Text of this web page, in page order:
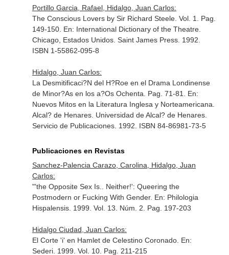
Portillo Garcia, Rafael, Hidalgo, Juan Carlos:
The Conscious Lovers by Sir Richard Steele. Vol. 1. Pag.
149-150. En: International Dictionary of the Theatre.
Chicago, Estados Unidos. Saint James Press. 1992.
ISBN 1-55862-095-8
Hidalgo, Juan Carlos:
La Desmitificaci?N del H?Roe en el Drama Londinense
de Minor?As en los a?Os Ochenta. Pag. 71-81. En:
Nuevos Mitos en la Literatura Inglesa y Norteamericana
Alcal? de Henares. Universidad de Alcal? de Henares.
Servicio de Publicaciones. 1992. ISBN 84-86981-73-5
Publicaciones en Revistas
Sanchez-Palencia Carazo, Carolina, Hidalgo, Juan
Carlos:
"'the Opposite Sex Is.. Neither!': Queering the
Postmodern or Fucking With Gender. En: Philologia
Hispalensis. 1999. Vol. 13. Núm. 2. Pag. 197-203
Hidalgo Ciudad, Juan Carlos:
El Corte 'i' en Hamlet de Celestino Coronado. En:
Sederi. 1999. Vol. 10. Pag. 211-215